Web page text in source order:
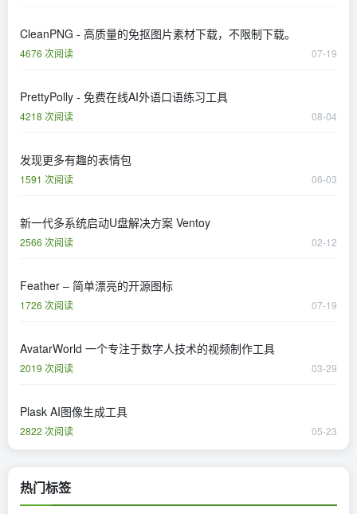
CleanPNG - 高质量的免抠图片素材下载，不限制下载。
4676 次阅读 07-19
PrettyPolly - 免费在线AI外语口语练习工具
4218 次阅读 08-04
发现更多有趣的表情包
1591 次阅读 06-03
新一代多系统启动U盘解决方案 Ventoy
2566 次阅读 02-12
Feather – 简单漂亮的开源图标
1726 次阅读 07-19
AvatarWorld 一个专注于数字人技术的视频制作工具
2019 次阅读 03-29
Plask AI图像生成工具
2822 次阅读 05-23
热门标签